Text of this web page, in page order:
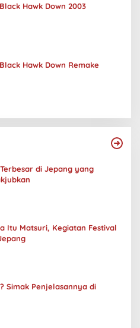
Hawk Down 2003
Hawk Down Remake
di Jepang yang
Itu Matsuri, Kegiatan Festival
Simak Penjelasannya di